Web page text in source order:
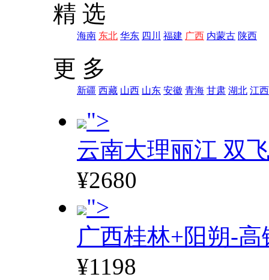
精 选
海南 东北 华东 四川 福建 广西 内蒙古 陕西
更 多
新疆 西藏 山西 山东 安徽 青海 甘肃 湖北 江西
">
云南大理丽江 双
¥2680
">
广西桂林+阳朔-高
¥1198